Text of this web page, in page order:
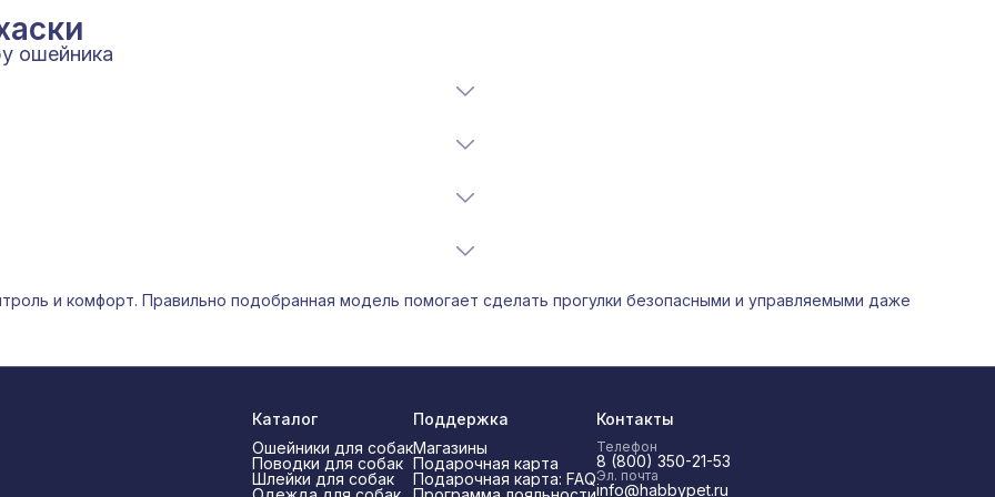
ошейника
модели, которые помогают распределять
и контроль.
и комфорт. Правильно подобранная модель помогает сделать прогулки безопасными и управляемыми даже
Каталог
Ошейники для собак
Поводки для собак
Шлейки для собак
Поддержка
Магазины
Подарочная карта
Подарочная карта: FAQ
Контакты
Телефон
8 (800) 350-21-53
Эл. почта
info@habbypet.ru